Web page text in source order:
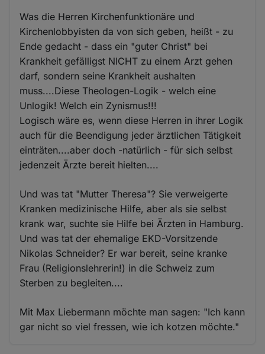
Was die Herren Kirchenfunktionäre und
Kirchenlobbyisten da von sich geben, heißt - zu
Ende gedacht - dass ein "guter Christ" bei
Krankheit gefälligst NICHT zu einem Arzt gehen
darf, sondern seine Krankheit aushalten
muss....Diese Theologen-Logik - welch eine
Unlogik! Welch ein Zynismus!!!
Logisch wäre es, wenn diese Herren in ihrer Logik
auch für die Beendigung jeder ärztlichen Tätigkeit
einträten....aber doch -natürlich - für sich selbst
jedenzeit Ärzte bereit hielten....
Und was tat "Mutter Theresa"? Sie verweigerte
Kranken medizinische Hilfe, aber als sie selbst
krank war, suchte sie Hilfe bei Ärzten in Hamburg.
Und was tat der ehemalige EKD-Vorsitzende
Nikolas Schneider? Er war bereit, seine kranke
Frau (Religionslehrerin!) in die Schweiz zum
Sterben zu begleiten....
Mit Max Liebermann möchte man sagen: "Ich kann
gar nicht so viel fressen, wie ich kotzen möchte."